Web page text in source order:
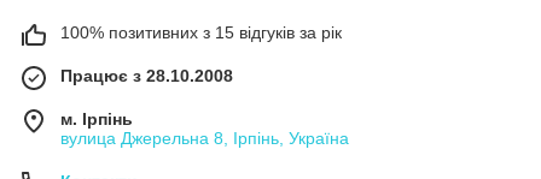
100% позитивних з 15 відгуків за рік
Працює з 28.10.2008
м. Ірпінь
вулица Джерельна 8, Ірпінь, Україна